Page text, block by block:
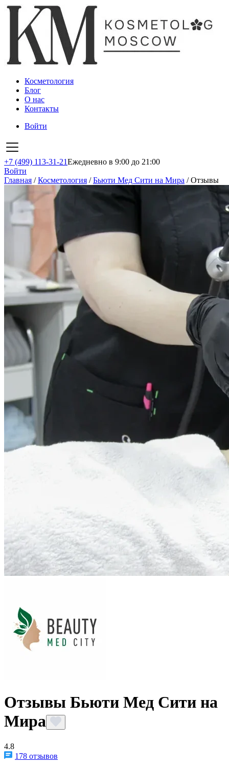
Косметология
Блог
О нас
Контакты
Войти
+7 (499) 113-31-21Ежедневно в 9:00 до 21:00
Войти
Главная /Косметология /Бьюти Мед Сити на Мира /Отзывы
Отзывы Бьюти Мед Сити на
Мира
4.8
178 отзывов